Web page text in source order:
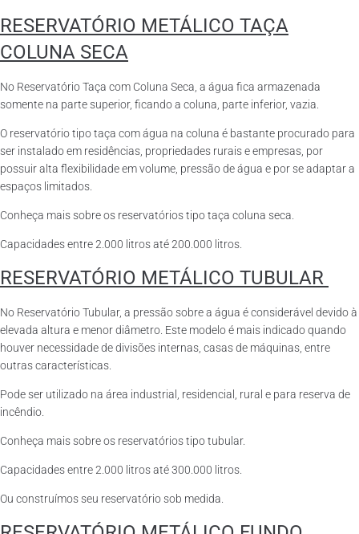
RESERVATÓRIO METÁLICO TAÇA
COLUNA SECA
No Reservatório Taça com Coluna Seca, a água fica armazenada
somente na parte superior, ficando a coluna, parte inferior, vazia.
O reservatório tipo taça com água na coluna é bastante procurado para
ser instalado em residências, propriedades rurais e empresas, por
possuir alta flexibilidade em volume, pressão de água e por se adaptar a
espaços limitados.
Conheça mais sobre os reservatórios tipo taça coluna seca.
Capacidades entre 2.000 litros até 200.000 litros.
RESERVATÓRIO METÁLICO TUBULAR
No Reservatório Tubular, a pressão sobre a água é considerável devido à
elevada altura e menor diâmetro. Este modelo é mais indicado quando
houver necessidade de divisões internas, casas de máquinas, entre
outras características.
Pode ser utilizado na área industrial, residencial, rural e para reserva de
incêndio.
Conheça mais sobre os reservatórios tipo tubular.
Capacidades entre 2.000 litros até 300.000 litros.
Ou construímos seu reservatório sob medida.